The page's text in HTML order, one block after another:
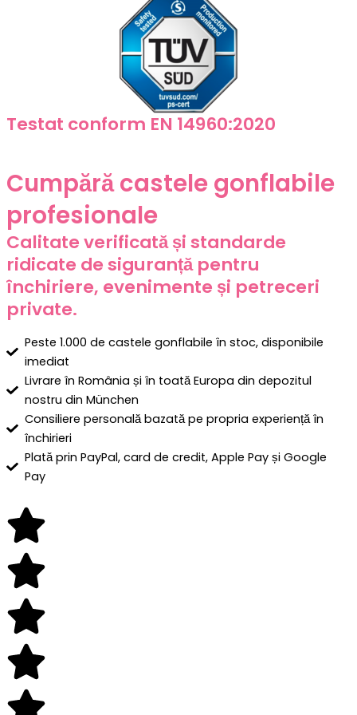
Testat conform EN 14960:2020
Cumpără castele gonflabile
profesionale
Calitate verificată și standarde
ridicate de siguranță pentru
închiriere, evenimente și petreceri
private.
Peste 1.000 de castele gonflabile în stoc, disponibile
imediat
Livrare în România și în toată Europa din depozitul
nostru din München
Consiliere personală bazată pe propria experiență în
închirieri
Plată prin PayPal, card de credit, Apple Pay și Google
Pay